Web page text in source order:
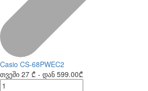
Casio CS-68PWEC2
თვეში 27 ₾ - დან 599.00₾